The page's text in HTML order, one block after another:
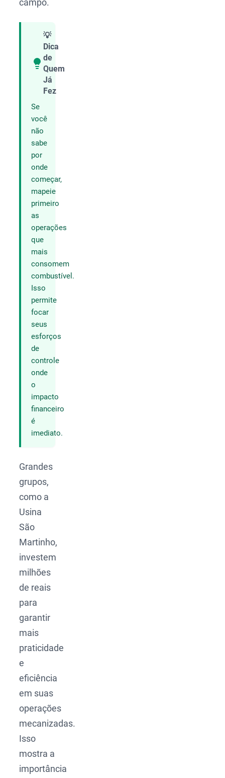
campo.
💡
Dica
de
Quem
Já
Fez
Se
você
não
sabe
por
onde
começar,
mapeie
primeiro
as
operações
que
mais
consomem
combustível.
Isso
permite
focar
seus
esforços
de
controle
onde
o
impacto
financeiro
é
imediato.
Grandes
grupos,
como a
Usina
São
Martinho,
investem
milhões
de reais
para
garantir
mais
praticidade
e
eficiência
em suas
operações
mecanizadas.
Isso
mostra a
importância